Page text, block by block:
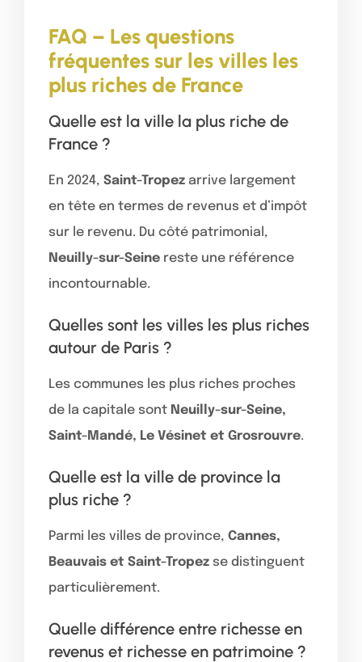
FAQ – Les questions
fréquentes sur les villes les
plus riches de France
Quelle est la ville la plus riche de
France ?
En 2024, Saint-Tropez arrive largement
en tête en termes de revenus et d’impôt
sur le revenu. Du côté patrimonial,
Neuilly-sur-Seine reste une référence
incontournable.
Quelles sont les villes les plus riches
autour de Paris ?
Les communes les plus riches proches
de la capitale sont Neuilly-sur-Seine,
Saint-Mandé, Le Vésinet et Grosrouvre.
Quelle est la ville de province la
plus riche ?
Parmi les villes de province, Cannes,
Beauvais et Saint-Tropez se distinguent
particulièrement.
Quelle différence entre richesse en
revenus et richesse en patrimoine ?